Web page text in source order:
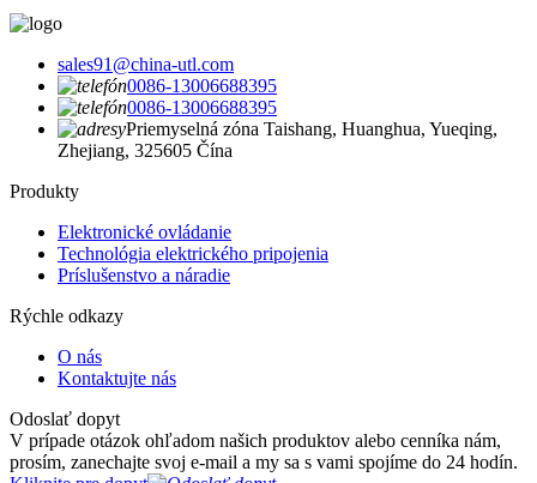
sales91@china-utl.com
0086-13006688395
0086-13006688395
Priemyselná zóna Taishang, Huanghua, Yueqing,
Zhejiang, 325605 Čína
Produkty
Elektronické ovládanie
Technológia elektrického pripojenia
Príslušenstvo a náradie
Rýchle odkazy
O nás
Kontaktujte nás
Odoslať dopyt
V prípade otázok ohľadom našich produktov alebo cenníka nám,
prosím, zanechajte svoj e-mail a my sa s vami spojíme do 24 hodín.